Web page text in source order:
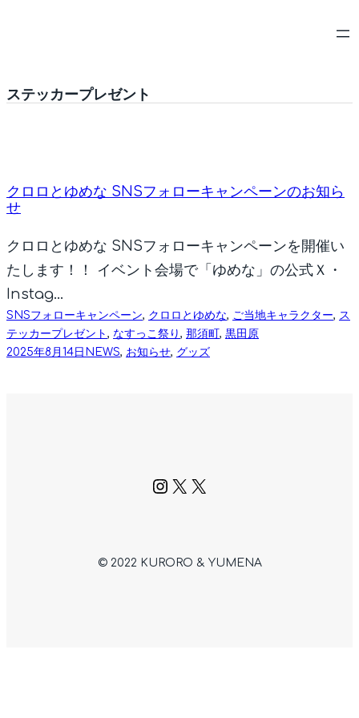
ス
ステッカープレゼント
クロロとゆめな SNSフォローキャンペーンのお知ら
せ
クロロとゆめな SNSフォローキャンペーンを開催い
たします！！ イベント会場で「ゆめな」の公式Ｘ・
Instag…
2025年8月14日 NEWS, お知らせ, グッズ
SNSフォローキャンペーン, クロロとゆめな, ご当地キャラクター, ス
テッカープレゼント , なすっこ祭り , 那須町 , 黒田原
Instagram
X X
© 2022 KURORO & YUMENA